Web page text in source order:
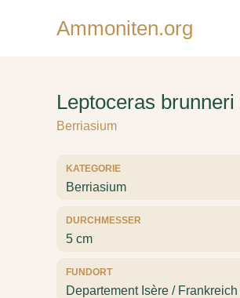
Ammoniten.org
Leptoceras
Berriasium
KATEGORIE
Berriasium
DURCHMESSER
5 cm
FUNDORT
Departement Isère /